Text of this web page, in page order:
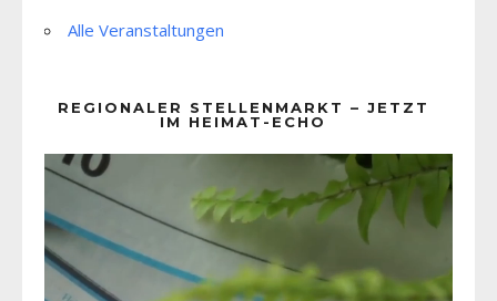
Alle Veranstaltungen
REGIONALER STELLENMARKT – JETZT
IM HEIMAT-ECHO
Player